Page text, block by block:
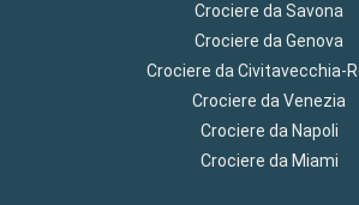
Crociere da Savona
Crociere da Genova
Crociere da Civitavecchia-
Crociere da Venezia
Crociere da Napoli
Crociere da Miami